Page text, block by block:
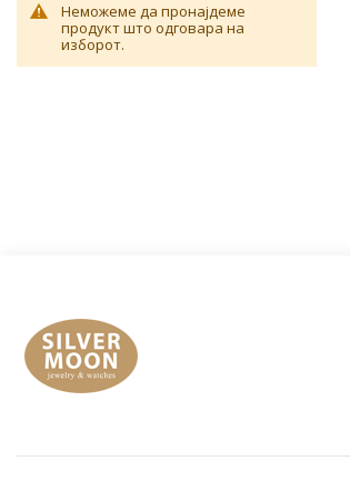
Неможеме да пронајдеме
продукт што одговара на
изборот.